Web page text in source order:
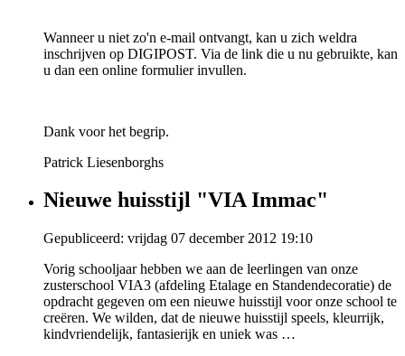
Wanneer u niet zo'n e-mail ontvangt, kan u zich weldra
inschrijven op DIGIPOST. Via de link die u nu gebruikte, kan
u dan een online formulier invullen.
Dank voor het begrip.
Patrick Liesenborghs
Nieuwe huisstijl "VIA Immac"
Gepubliceerd: vrijdag 07 december 2012 19:10
Vorig schooljaar hebben we aan de leerlingen van onze
zusterschool VIA3 (afdeling Etalage en Standendecoratie) de
opdracht gegeven om een nieuwe huisstijl voor onze school te
creëren. We wilden, dat de nieuwe huisstijl speels, kleurrijk,
kindvriendelijk, fantasierijk en uniek was …